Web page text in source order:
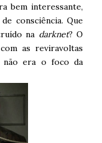
bem interessante,
consciência. Que
na darknet? O
as reviravoltas
não era o foco da